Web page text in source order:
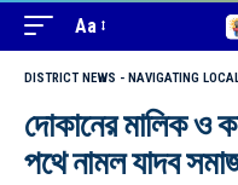
Aa
DISTRICT NEWS - NAVIGATING
দোকানের মালিক ও
পথে নামল যাদব